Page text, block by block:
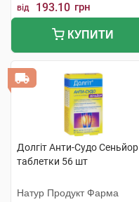
від 193.10 грн
КУПИТИ
Долгіт Анти-Судо Сеньйор
таблетки 56 шт
Натур Продукт Фарма